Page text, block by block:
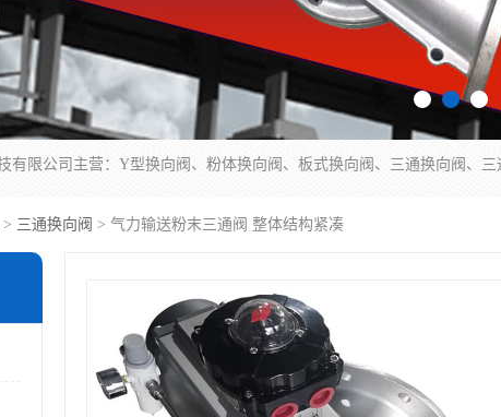
> 三通换向阀 > 气力输送粉末三通阀 整体结构紧凑